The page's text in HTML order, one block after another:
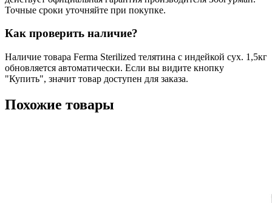
Точные сроки уточняйте при покупке.
Как проверить наличие?
Наличие товара Ferma Sterilized телятина с индейкой сух. 1,5кг
обновляется автоматически. Если вы видите кнопку
"Купить", значит товар доступен для заказа.
Похожие товары